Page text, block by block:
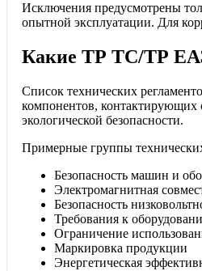
Исключения предусмотрены
опытной эксплуатации. Для
Какие ТР ТС/ТР
Список технических
компонентов, контактирующих
экологической безопасности.
Примерные группы
Безопасность машин и
Электромагнитная
Безопасность
Требования к
Ограничение
Маркировка продукции
Энергетическая